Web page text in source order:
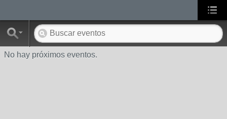
No hay próximos eventos.